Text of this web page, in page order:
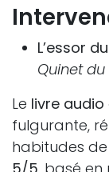
L’essor
Quinet
Le livre audio
fulgurante,
habitudes